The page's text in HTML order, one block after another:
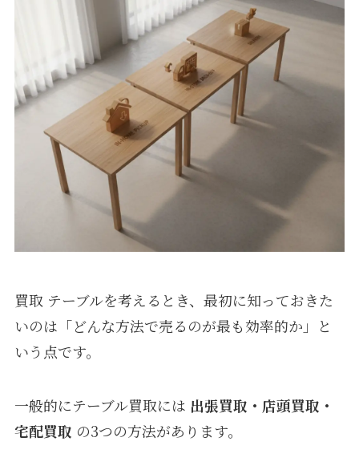
買取 テーブルを考えるとき、最初に知っておきた
いのは「どんな方法で売るのが最も効率的か」と
いう点です。
一般的にテーブル買取には 出張買取・店頭買取・
宅配買取 の3つの方法があります。